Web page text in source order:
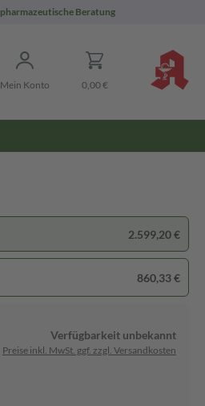
pharmazeutische Beratung
Mein Konto 0,00 €
2.599,20 €
860,33 €
Verfügbarkeit unbekannt
Preise inkl. MwSt. ggf. zzgl. Versandkosten